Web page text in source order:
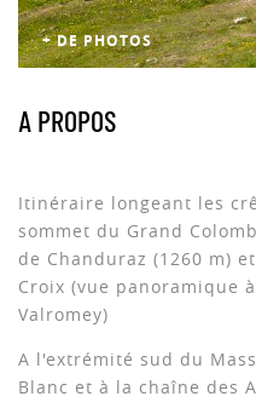
+ DE PHOTOS
A PROPOS
Itinéraire longeant les
sommet du Grand
de Chanduraz (1260 m)
Croix (vue panoramique
Valromey)
A l'extrémité sud du
Blanc et à la chaîne des